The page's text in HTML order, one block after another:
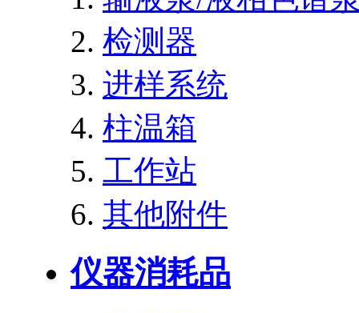
检测器
进样系统
柱温箱
工作站
其他附件
仪器消耗品